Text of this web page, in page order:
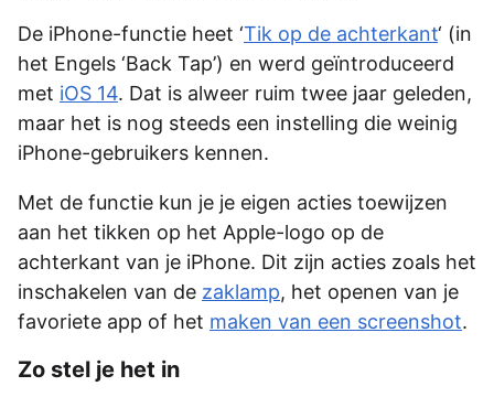
De iPhone-functie heet ‘Tik op de achterkant‘ (in
het Engels ‘Back Tap’) en werd geïntroduceerd
met iOS 14. Dat is alweer ruim twee jaar geleden,
maar het is nog steeds een instelling die weinig
iPhone-gebruikers kennen.
Met de functie kun je je eigen acties toewijzen
aan het tikken op het Apple-logo op de
achterkant van je iPhone. Dit zijn acties zoals het
inschakelen van de zaklamp, het openen van je
favoriete app of het maken van een screenshot.
Zo stel je het in